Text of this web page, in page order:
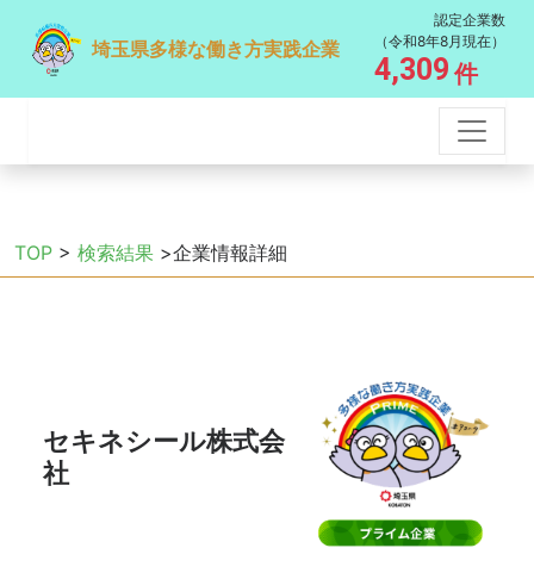
埼玉県多様な働き方実践企業
認定企業数
（令和8年8月現在）
4,309 件
TOP > 検索結果 >企業情報詳細
セキネシール株式会
社